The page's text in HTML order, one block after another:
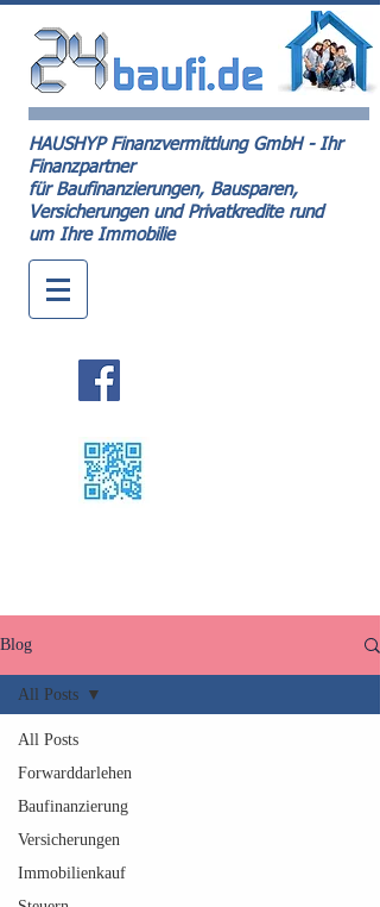
HAUSHYP Finanzvermittlung GmbH - Ihr
Finanzpartner
für Baufinanzierungen, Bausparen,
Versicherungen und Privatkredite rund
um Ihre Immobilie
Blog
All Posts
Forwarddarlehen
Baufinanzierung
Versicherungen
Immobilienkauf
All Posts